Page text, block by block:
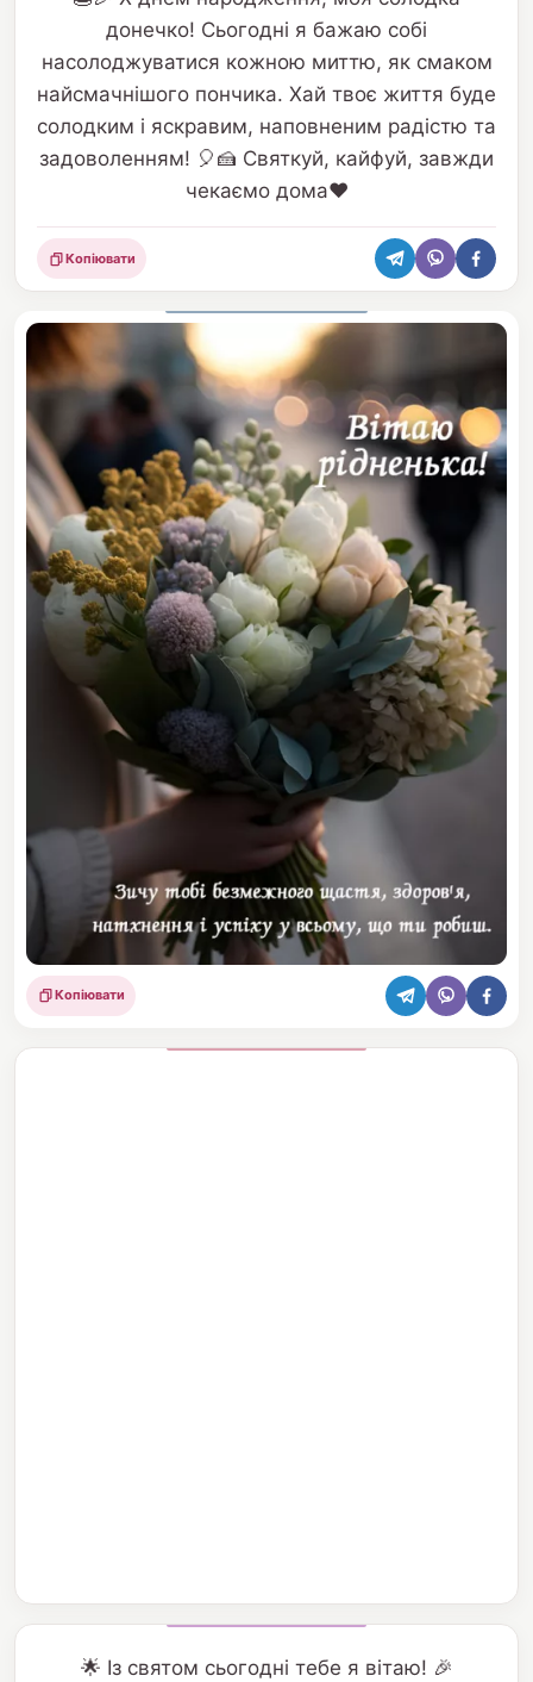
донечко! Сьогодні я бажаю собі
насолоджуватися кожною миттю, як смаком
найсмачнішого пончика. Хай твоє життя буде
солодким і яскравим, наповненим радістю та
задоволенням! 🎈🍰 Святкуй, кайфуй, завжди
чекаємо дома❤️
Поділитися
Копіювати
Поділитися
Копіювати
🌟 Із святом сьогодні тебе я вітаю! 🎉